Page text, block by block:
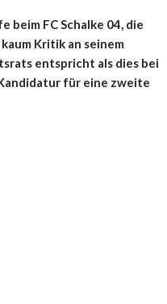
beim FC Schalke 04, die
Kritik an seinem
entspricht als dies bei
für eine zweite